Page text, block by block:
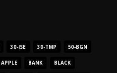
30-ISE 30-TMP 50-BGN
APPLE BANK BLACK